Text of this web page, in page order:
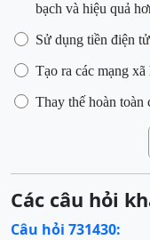
bạch và hiệu quả
Sử dụng tiền điện
Tạo ra các mạng
Thay thế hoàn toàn
Các câu hỏi
Câu hỏi 731430: